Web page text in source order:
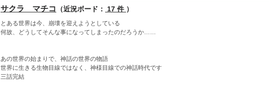
サクラ マチコ （近況ボード： 17 件 ）
とある世界は今、崩壊を迎えようとしている
何故、どうしてそんな事になってしまったのだろうか……
あの世界の始まりで、神話の世界の物語
世界に生きる生物目線ではなく、神様目線での神話時代です
三話完結